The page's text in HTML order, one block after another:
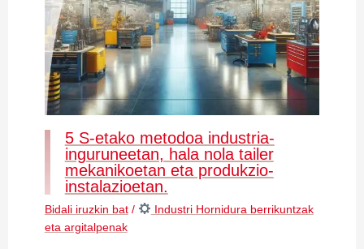
5 S-etako metodoa industria-
inguruneetan, hala nola tailer
mekanikoetan eta produkzio-
instalazioetan.
Bidali iruzkin bat /
Industri Hornidura berrikuntzak
eta argitalpenak